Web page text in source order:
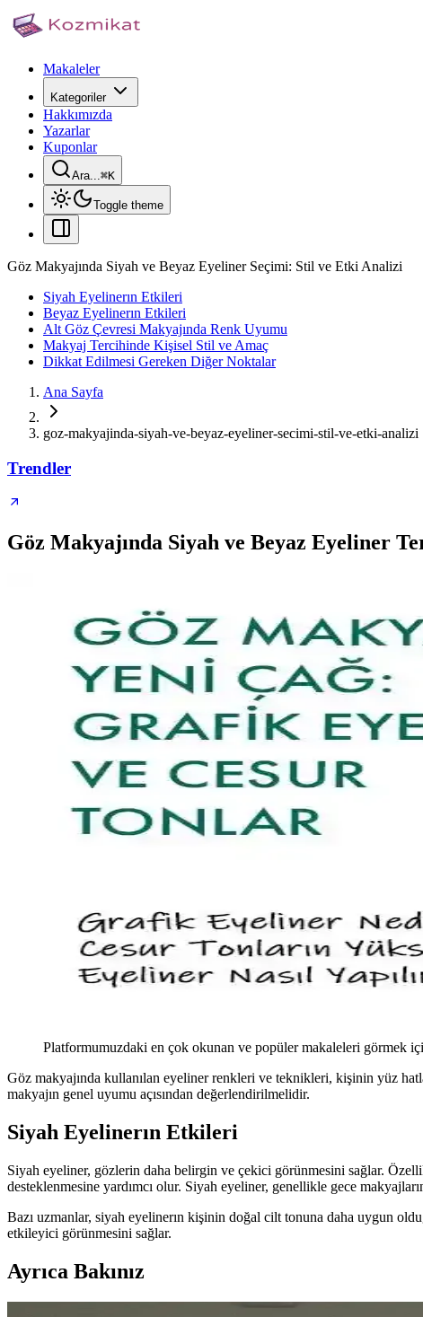
Makaleler
Kategoriler
Hakkımızda
Yazarlar
Kuponlar
Ara...⌘K
Toggle theme
Göz Makyajında Siyah ve Beyaz Eyeliner Seçimi: Stil ve Etki Analizi
Siyah Eyelinerın Etkileri
Beyaz Eyelinerın Etkileri
Alt Göz Çevresi Makyajında Renk Uyumu
Makyaj Tercihinde Kişisel Stil ve Amaç
Dikkat Edilmesi Gereken Diğer Noktalar
Ana Sayfa
goz-makyajinda-siyah-ve-beyaz-eyeliner-secimi-stil-ve-etki-analizi
Trendler
Göz Makyajında Siyah ve Beyaz Eyeliner
Platformumuzdaki en çok okunan ve popüler makaleleri görmek
Göz makyajında kullanılan eyeliner renkleri ve teknikleri, kişinin yüz
makyajın genel uyumu açısından değerlendirilmelidir.
Siyah Eyelinerın Etkileri
Siyah eyeliner, gözlerin daha belirgin ve çekici görünmesini sağlar.
desteklenmesine yardımcı olur. Siyah eyeliner, genellikle gece
Bazı uzmanlar, siyah eyelinerın kişinin doğal cilt tonuna daha uygun
etkileyici görünmesini sağlar.
Ayrıca Bakınız